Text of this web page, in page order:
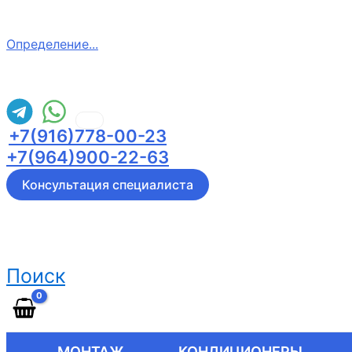
Определение...
+7(916)778-00-23
+7(964)900-22-63
Консультация специалиста
Поиск